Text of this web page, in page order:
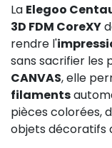
La Elegoo
3D FDM CoreXY
rendre l'
sans sacrifier les
CANVAS, elle
filaments
pièces colorées,
objets décoratifs